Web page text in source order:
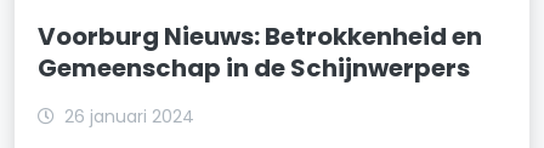
Voorburg Nieuws: Betrokkenheid en
Gemeenschap in de Schijnwerpers
26 januari 2024